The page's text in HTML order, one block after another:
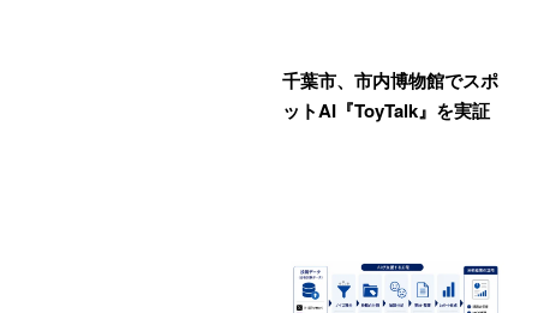
千葉市、市内博物館でスポ
ットAI『ToyTalk』を実証